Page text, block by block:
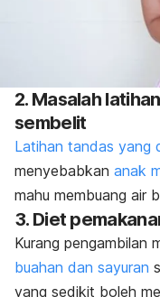
2. Masalah
sembelit
Latihan tandas yang
menyebabkan anak
mahu membuang air
3. Diet
Kurang pengambilan
buahan dan sayuran
yang sedikit boleh